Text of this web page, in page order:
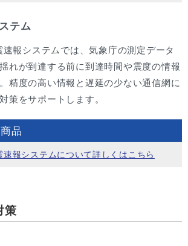
テム
報システムでは、気象庁の測定データ
れが到達する前に到達時間や震度の情報
精度の高い情報と遅延の少ない通信網に
策をサポートします。
品
報システムについて詳しくはこちら
策